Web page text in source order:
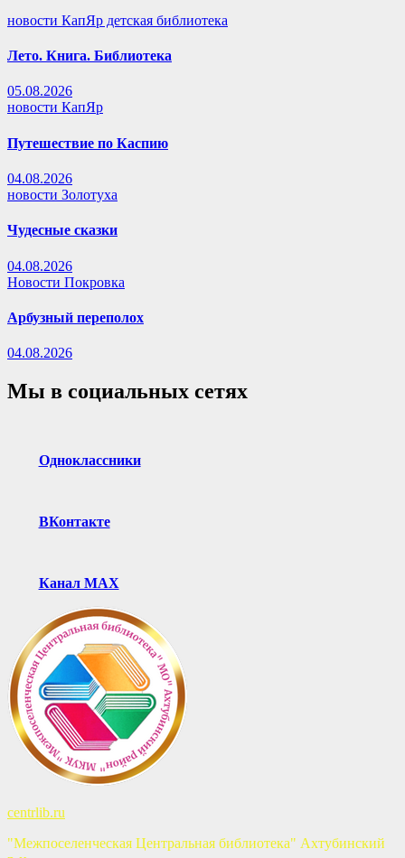
новости КапЯр детская библиотека
Лето. Книга. Библиотека
05.08.2026
новости КапЯр
Путешествие по Каспию
04.08.2026
новости Золотуха
Чудесные сказки
04.08.2026
Новости Покровка
Арбузный переполох
04.08.2026
Мы в социальных сетях
Одноклассники
ВКонтакте
Канал MAX
centrlib.ru
"Межпоселенческая Центральная библиотека" Ахтубинский